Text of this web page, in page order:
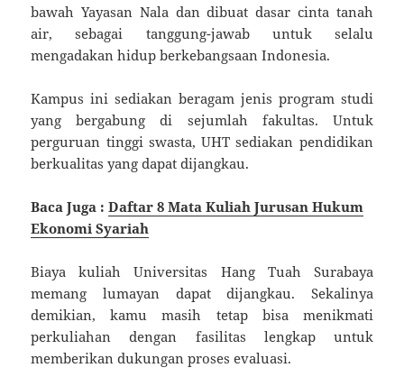
bawah Yayasan Nala dan dibuat dasar cinta tanah
air, sebagai tanggung-jawab untuk selalu
mengadakan hidup berkebangsaan Indonesia.
Kampus ini sediakan beragam jenis program studi
yang bergabung di sejumlah fakultas. Untuk
perguruan tinggi swasta, UHT sediakan pendidikan
berkualitas yang dapat dijangkau.
Baca Juga :Daftar 8 Mata Kuliah Jurusan Hukum
Ekonomi Syariah
Biaya kuliah Universitas Hang Tuah Surabaya
memang lumayan dapat dijangkau. Sekalinya
demikian, kamu masih tetap bisa menikmati
perkuliahan dengan fasilitas lengkap untuk
memberikan dukungan proses evaluasi.